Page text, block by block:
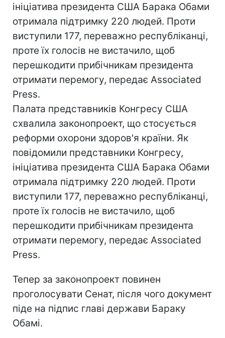
ініціатива президента США Барака Обами
отримала підтримку 220 людей. Проти
виступили 177, переважно республіканці,
проте їх голосів не вистачило, щоб
перешкодити прибічникам президента
отримати перемогу, передає Associated
Press.
Палата представників Конгресу США
схвалила законопроект, що стосується
реформи охорони здоров'я країни. Як
повідомили представники Конгресу,
ініціатива президента США Барака Обами
отримала підтримку 220 людей. Проти
виступили 177, переважно республіканці,
проте їх голосів не вистачило, щоб
перешкодити прибічникам президента
отримати перемогу, передає Associated
Press.
Тепер за законопроект повинен
проголосувати Сенат, після чого документ
піде на підпис главі держави Бараку
Обамі.